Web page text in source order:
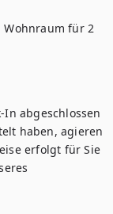
Wohnraum für 2
abgeschlossen
haben, agieren
erfolgt für Sie